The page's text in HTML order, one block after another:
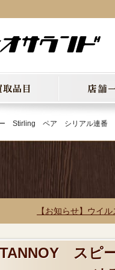
Stirling ペア シリアル連番
【お知らせ】ウイ
TANNOY ス